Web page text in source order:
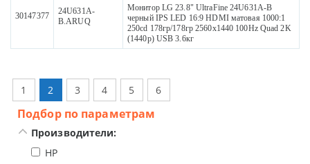
30147377
24U631A-
B.ARUQ
Монитор LG 23.8" UltraFine 24U631A-B
черный IPS LED 16:9 HDMI матовая 1000:1
250cd 178гр/178гр 2560x1440 100Hz Quad 2K
(1440p) USB 3.6кг
1 2 3 4 5 6
Подбор по параметрам
Производители:
HP